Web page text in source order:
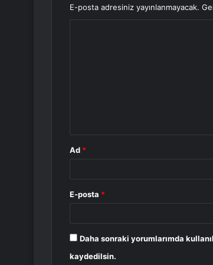
E-posta adresiniz yayınlanmayacak.
Ad *
E-posta *
Daha sonraki yorumlarımda
kaydedilsin.